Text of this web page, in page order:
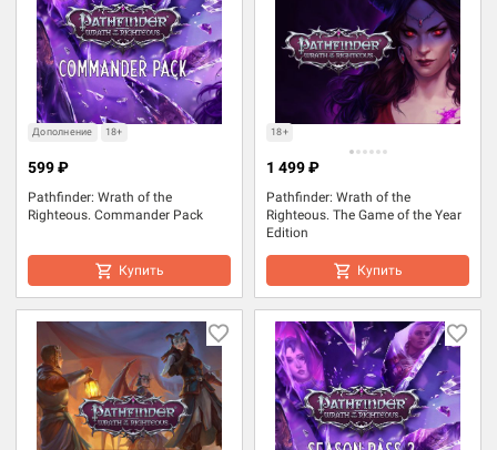
Дополнение 18+
Pathfinder: Wrath of the
Righteous. Commander Pack
599 ₽
Купить
18+
Pathfinder: Wrath of the
Righteous. The Game of the Year
Edition
1 499 ₽
Купить